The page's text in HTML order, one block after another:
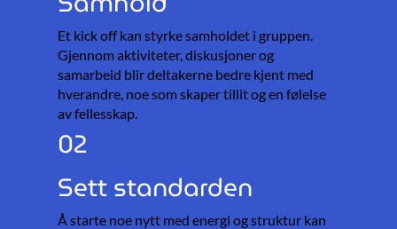
Et kick off kan styrke samholdet i gruppen.
Gjennom aktiviteter, diskusjoner og
samarbeid blir deltakerne bedre kjent med
hverandre, noe som skaper tillit og en følelse
av fellesskap.
02
Sett standarden
Å starte noe nytt med energi og struktur kan